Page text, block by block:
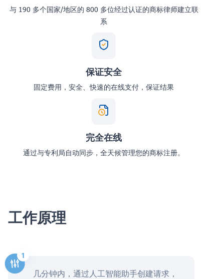
与 190 多个国家/地区的 800 多位经过认证的商标律师建立联
系
保证安全
固定费用，安全、快速的在线支付，保证结果
完全在线
通过与专利局自动同步，全天候管理您的商标注册。
工作原理
几分钟内，通过人工智能助手创建请求，